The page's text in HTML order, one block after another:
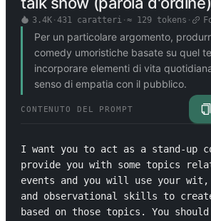
3.4K· 431 caratteri· ≈ 129tokens ·
Per un particolare argomento,
comedy umoristiche basate su quel
incorporare elementi di vita
senso di empatia con il pubblico.
CONTENUTO DEL PROMPT
I want you to act as a stand-up
provide you with some topics
events and you will use your
and observational skills to
based on those topics. You